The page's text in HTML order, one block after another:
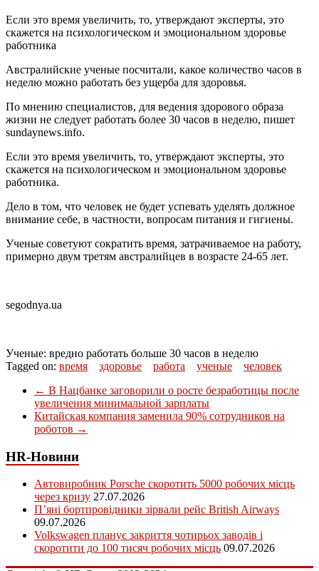
Если это время увеличить, то, утверждают эксперты, это
скажется на психологическом и эмоциональном здоровье
работника
Австралийские ученые посчитали, какое количество часов в
неделю можно работать без ущерба для здоровья.
По мнению специалистов, для ведения здорового образа
жизни не следует работать более 30 часов в неделю, пишет
sundaynews.info.
Если это время увеличить, то, утверждают эксперты, это
скажется на психологическом и эмоциональном здоровье
работника.
Дело в том, что человек не будет успевать уделять должное
внимание себе, в частности, вопросам питания и гигиены.
Ученые советуют сократить время, затрачиваемое на работу,
примерно двум третям австралийцев в возрасте 24-65 лет.
segodnya.ua
Ученые: вредно работать больше 30 часов в неделю
Tagged on: время здоровье работа ученые
человек
← В Нацбанке заговорили о росте безработицы после
увеличения минимальной зарплаты
Китайская компания заменила 90% сотрудников на
роботов →
HR-Новини
Автовиробник Porsche скоротить 5000 робочих місць
через кризу 27.07.2026
П’яні бортпровідники зірвали рейс British Airways
09.07.2026
Volkswagen планує закриття чотирьох заводів і
скоротити до 100 тисяч робочих місць 09.07.2026